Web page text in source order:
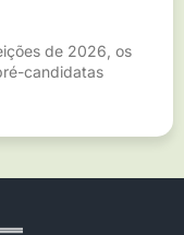
de 2026, os
candidatas